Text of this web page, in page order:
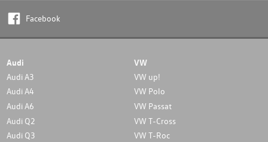
Facebook
Audi
Audi A3
Audi A4
Audi A6
Audi Q2
Audi Q3
VW
VW up!
VW Polo
VW Passat
VW T-Cross
VW T-Roc